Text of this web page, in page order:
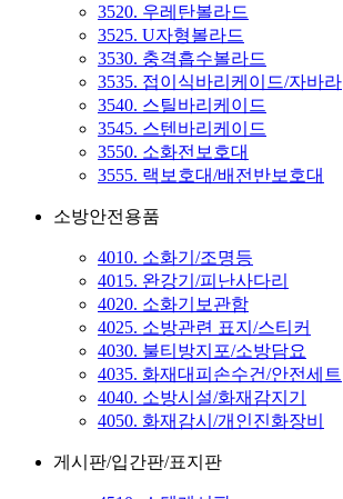
3520. 우레탄볼라드
3525. U자형볼라드
3530. 충격흡수볼라드
3535. 접이식바리케이드/자바라
3540. 스틸바리케이드
3545. 스텐바리케이드
3550. 소화전보호대
3555. 랙보호대/배전반보호대
소방안전용품
4010. 소화기/조명등
4015. 완강기/피난사다리
4020. 소화기보관함
4025. 소방관련 표지/스티커
4030. 불티방지포/소방담요
4035. 화재대피손수건/안전세트
4040. 소방시설/화재감지기
4050. 화재감시/개인진화장비
게시판/입간판/표지판